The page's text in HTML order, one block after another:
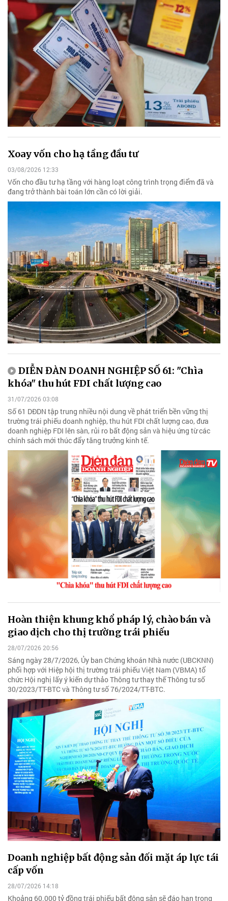
Xoay vốn cho hạ tầng đầu tư
03/08/2026 12:33
Vốn cho đầu tư hạ tầng với hàng loạt công trình trọng điểm đã và
đang trở thành bài toán lớn cần có lời giải.
DIỄN ĐÀN DOANH NGHIỆP SỐ 61: "Chìa
khóa" thu hút FDI chất lượng cao
31/07/2026 03:08
Số 61 DĐDN tập trung nhiều nội dung về phát triển bền vững thị
trường trái phiếu doanh nghiệp, thu hút FDI chất lượng cao, đưa
doanh nghiệp FDI lên sàn, rủi ro bất động sản và hiệu ứng từ các
chính sách mới thúc đẩy tăng trưởng kinh tế.
Hoàn thiện khung khổ pháp lý, chào bán và
giao dịch cho thị trường trái phiếu
28/07/2026 20:56
Sáng ngày 28/7/2026, Ủy ban Chứng khoán Nhà nước (UBCKNN)
phối hợp với Hiệp hội thị trường trái phiếu Việt Nam (VBMA) tổ
chức Hội nghị lấy ý kiến dự thảo Thông tư thay thế Thông tư số
30/2023/TT-BTC và Thông tư số 76/2024/TT-BTC.
Doanh nghiệp bất động sản đối mặt áp lực tái
cấp vốn
28/07/2026 14:18
Khoảng 60.000 tỷ đồng trái phiếu bất động sản sẽ đáo hạn trong